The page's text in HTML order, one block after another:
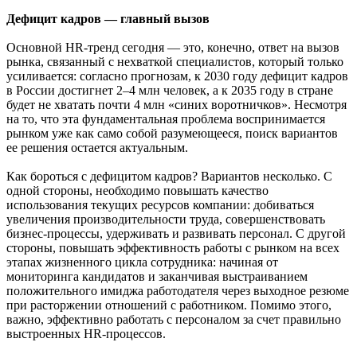
Дефицит кадров — главный вызов
Основной HR-тренд сегодня — это, конечно, ответ на вызов
рынка, связанный с нехваткой специалистов, который только
усиливается: согласно прогнозам, к 2030 году дефицит кадров
в России достигнет 2–4 млн человек, а к 2035 году в стране
будет не хватать почти 4 млн «синих воротничков». Несмотря
на то, что эта фундаментальная проблема воспринимается
рынком уже как само собой разумеющееся, поиск вариантов
ее решения остается актуальным.
Как бороться с дефицитом кадров? Вариантов несколько. С
одной стороны, необходимо повышать качество
использования текущих ресурсов компании: добиваться
увеличения производительности труда, совершенствовать
бизнес-процессы, удерживать и развивать персонал. С другой
стороны, повышать эффективность работы с рынком на всех
этапах жизненного цикла сотрудника: начиная от
мониторинга кандидатов и заканчивая выстраиванием
положительного имиджа работодателя через выходное резюме
при расторжении отношений с работником. Помимо этого,
важно, эффективно работать с персоналом за счет правильно
выстроенных HR-процессов.